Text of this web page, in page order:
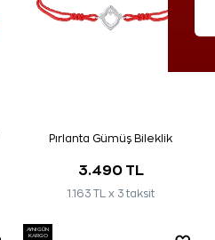
Pırlanta Gümüş Bileklik
3.490 TL
1.163 TL x 3 taksit
AYNI GÜN
KARGO